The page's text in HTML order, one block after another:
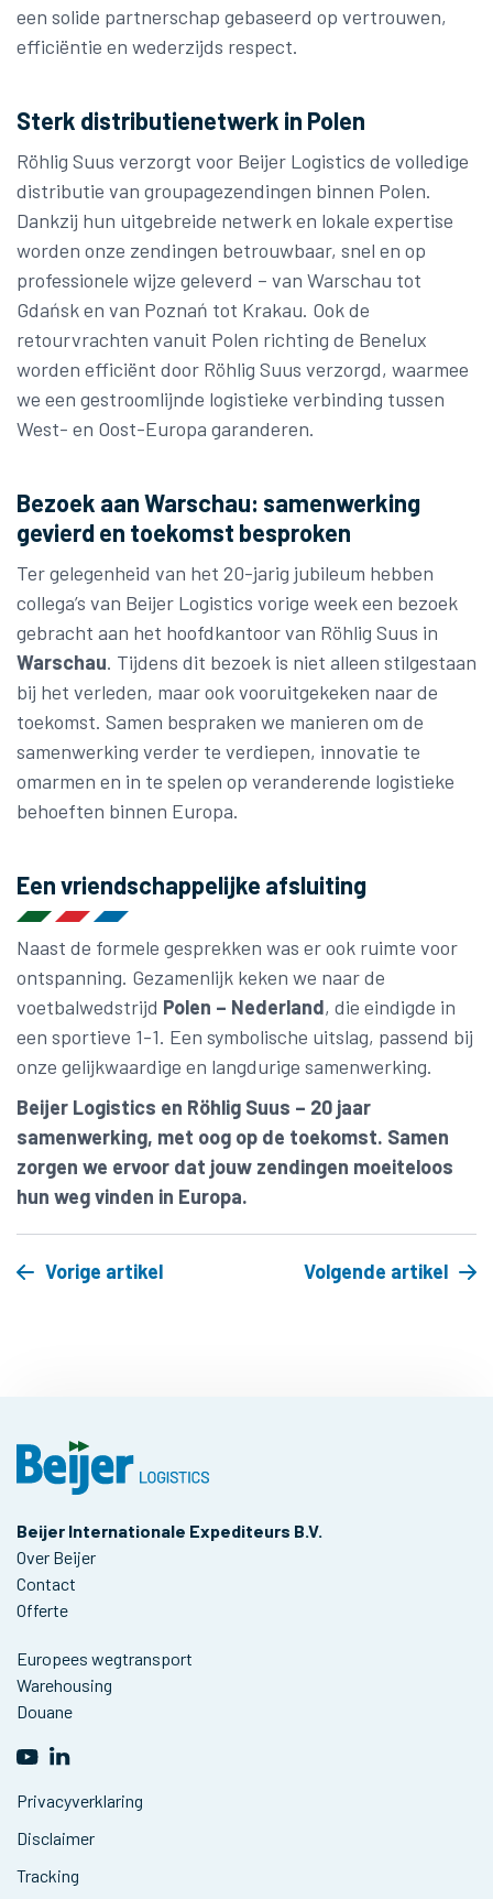
een solide partnerschap gebaseerd op vertrouwen,
efficiëntie en wederzijds respect.
Sterk distributienetwerk in Polen
Röhlig Suus verzorgt voor Beijer Logistics de volledige
distributie van groupagezendingen binnen Polen.
Dankzij hun uitgebreide netwerk en lokale expertise
worden onze zendingen betrouwbaar, snel en op
professionele wijze geleverd – van Warschau tot
Gdańsk en van Poznań tot Krakau. Ook de
retourvrachten vanuit Polen richting de Benelux
worden efficiënt door Röhlig Suus verzorgd, waarmee
we een gestroomlijnde logistieke verbinding tussen
West- en Oost-Europa garanderen.
Bezoek aan Warschau: samenwerking
gevierd en toekomst besproken
Ter gelegenheid van het 20-jarig jubileum hebben
collega’s van Beijer Logistics vorige week een bezoek
gebracht aan het hoofdkantoor van Röhlig Suus in
Warschau. Tijdens dit bezoek is niet alleen stilgestaan
bij het verleden, maar ook vooruitgekeken naar de
toekomst. Samen bespraken we manieren om de
samenwerking verder te verdiepen, innovatie te
omarmen en in te spelen op veranderende logistieke
behoeften binnen Europa.
Een vriendschappelijke afsluiting
Naast de formele gesprekken was er ook ruimte voor
ontspanning. Gezamenlijk keken we naar de
voetbalwedstrijd Polen – Nederland, die eindigde in
een sportieve 1-1. Een symbolische uitslag, passend bij
onze gelijkwaardige en langdurige samenwerking.
Beijer Logistics en Röhlig Suus – 20 jaar
samenwerking, met oog op de toekomst. Samen
zorgen we ervoor dat jouw zendingen moeiteloos
hun weg vinden in Europa.
Vorige artikel Volgende artikel
Beijer Internationale Expediteurs B.V.
Over Beijer
Contact
Offerte
Europees wegtransport
Warehousing
Douane
Privacyverklaring
Disclaimer
Tracking